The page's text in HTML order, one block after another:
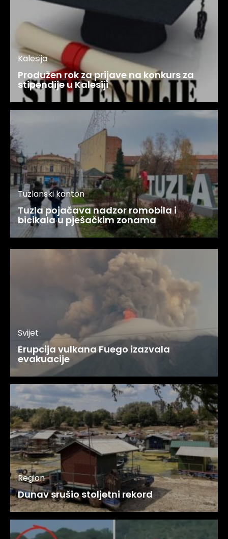
Kalesija
Produžen rok za prijave na konkurs za
stipendije u Kalesiji
Tuzlanski kanton
Tuzla pojačava nadzor romobila i
bicikala u pješačkim zonama
Svijet
Erupcija vulkana Fuego izazvala
evakuacije
Region
Dunav srušio stoljetni rekord